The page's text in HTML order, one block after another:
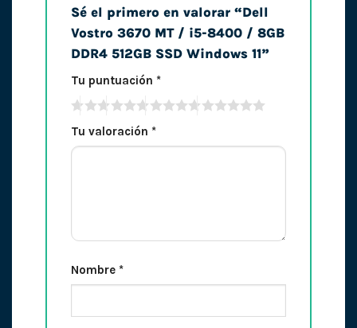
Sé el primero en valorar “Dell
Vostro 3670 MT / i5-8400 / 8GB
DDR4 512GB SSD Windows 11”
Tu puntuación *
Tu valoración *
Nombre *